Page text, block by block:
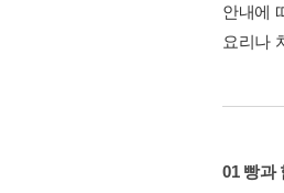
안내에
요리나
01 빵과